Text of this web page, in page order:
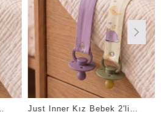
Just Inner Kız Bebek 2'li Pamuklu Emzik Askısı Klipsli Ayışığı Desenli Fiyonklu Güvenli (684102)